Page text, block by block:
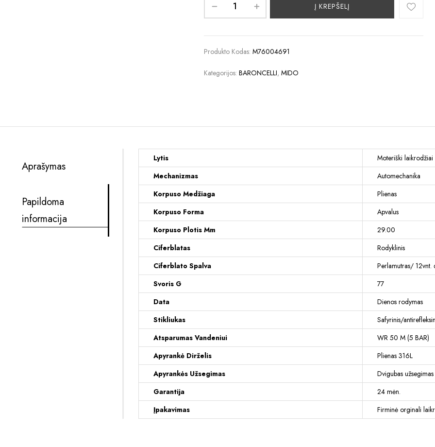
Į KREPŠELĮ
Produkto Kodas: M76004691
Kategorijos: BARONCELLI, MIDO
Aprašymas
Papildoma
informacija
Lytis
Moteriški laikrodžiai
Mechanizmas
Automechanika
Korpuso Medžiaga
Plienas
Korpuso Forma
Apvalus
Korpuso Plotis Mm
29.00
Ciferblatas
Rodyklinis
Ciferblato Spalva
Perlamutras/ 12vnt.
Svoris G
77
Data
Dienos rodymas
Stikliukas
Safyrinis/
Atsparumas Vandeniui
WR 50 M (5 BAR)
Apyrankė Dirželis
Plienas 316L
Apyrankės Užsegimas
Dvigubas užsegimas
Garantija
24 mėn.
Įpakavimas
Firminė orginali